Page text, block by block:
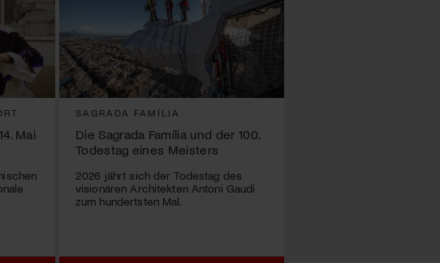
Mai
SAGRADA FAMÍLIA
Die Sagrada Família und der 100.
Todestag eines Meisters
2026 jährt sich der Todestag des
visionären Architekten Antoni Gaudí
zum hundertsten Mal.